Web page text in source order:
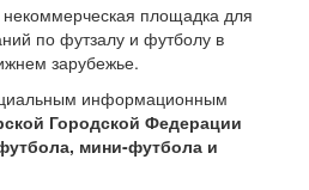
некоммерческая площадка для
по футзалу и футболу в
зарубежье.
информационным
Городской Федерации
мини-футбола и